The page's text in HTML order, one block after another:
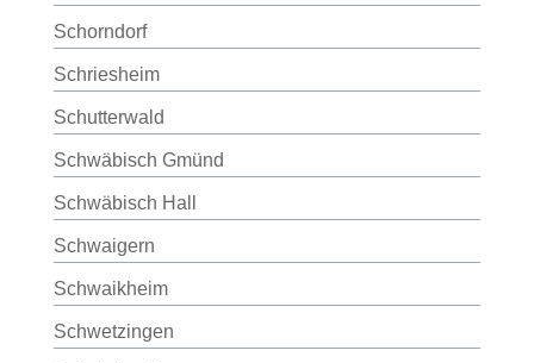
Schorndorf
Schriesheim
Schutterwald
Schwäbisch Gmünd
Schwäbisch Hall
Schwaigern
Schwaikheim
Schwetzingen